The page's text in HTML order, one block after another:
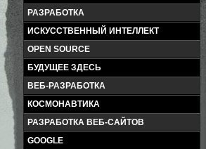
РАЗРАБОТКА
ИСКУССТВЕННЫЙ ИНТЕЛЛЕКТ
OPEN SOURCE
БУДУЩЕЕ ЗДЕСЬ
ВЕБ-РАЗРАБОТКА
КОСМОНАВТИКА
РАЗРАБОТКА ВЕБ-САЙТОВ
GOOGLE